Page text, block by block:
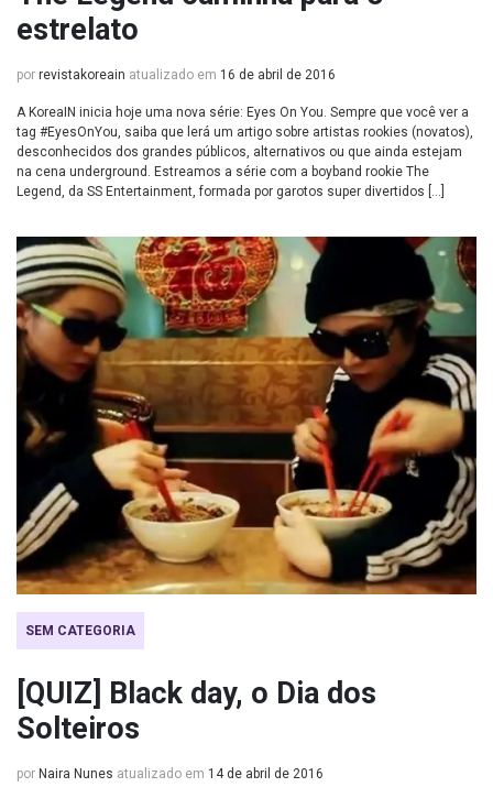
estrelato
por revistakoreain atualizado em 16 de abril de 2016
A KoreaIN inicia hoje uma nova série: Eyes On You. Sempre que você ver a
tag #EyesOnYou, saiba que lerá um artigo sobre artistas rookies (novatos),
desconhecidos dos grandes públicos, alternativos ou que ainda estejam
na cena underground. Estreamos a série com a boyband rookie The
Legend, da SS Entertainment, formada por garotos super divertidos […]
SEM CATEGORIA
[QUIZ] Black day, o Dia dos
Solteiros
por Naira Nunes atualizado em 14 de abril de 2016